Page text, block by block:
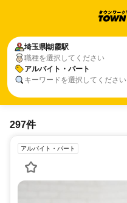
埼玉県朝霞駅
職種を選択してください
アルバイト・パート
キーワードを選択してください
297件
アルバイト・パート